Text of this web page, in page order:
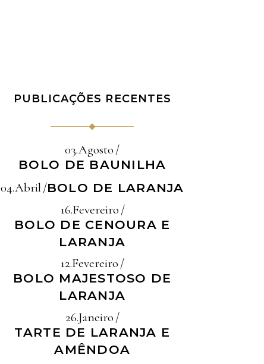
PUBLICAÇÕES RECENTES
03.Agosto
BOLO DE BAUNILHA
04.Abril BOLO DE LARANJA
16.Fevereiro
BOLO DE CENOURA E
LARANJA
12.Fevereiro
BOLO MAJESTOSO DE
LARANJA
26.Janeiro
TARTE DE LARANJA E
AMÊNDOA